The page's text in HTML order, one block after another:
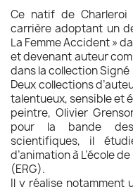
Ce natif de
carrière adoptant un
La Femme Accident »
et devenant auteur
dans la collection
Deux collections
talentueux, sensible et
peintre, Olivier
pour la bande
scientifiques, il
d’animation à L’école
(ERG).
Il y réalise notamment